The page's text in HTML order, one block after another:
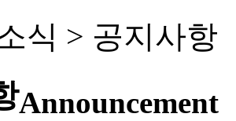
식 > 공지사항
Announcement